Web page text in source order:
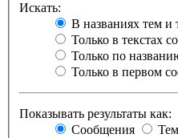
Искать:
В названиях тем и
Только в текстах
Только по
Только в первом
Показывать результаты как:
Сообщения